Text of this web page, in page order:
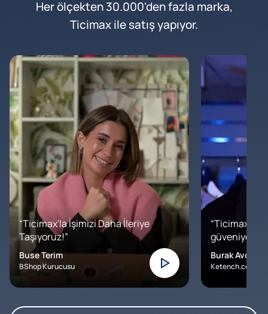
Her ölçekten 30.000'den fazla marka,
Ticimax ile satış yapıyor.
“Ticimax'la İşimizi Daha İleriye
Taşıyoruz!”
Buse Terim
BShop Kurucusu
“Ticimax'a
Burak Avcılar
Ketench.com –